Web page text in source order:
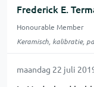
Frederick E.
Honourable Member
Keramisch, kalibratie,
maandag 22 juli